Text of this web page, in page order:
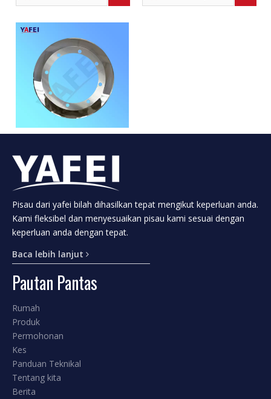
Beralun
Menambah kepada bakul
1 2 3 »
Klasifikasi Produk.
Pisau dari yafei bilah dihasilkan tepat mengikut keperluan anda.
Kami fleksibel dan menyesuaikan pisau kami sesuai dengan
keperluan anda dengan tepat.
Baca lebih lanjut
Pautan Pantas
Rumah
Produk
Permohonan
Kes
Panduan Teknikal
Tentang kita
Berita